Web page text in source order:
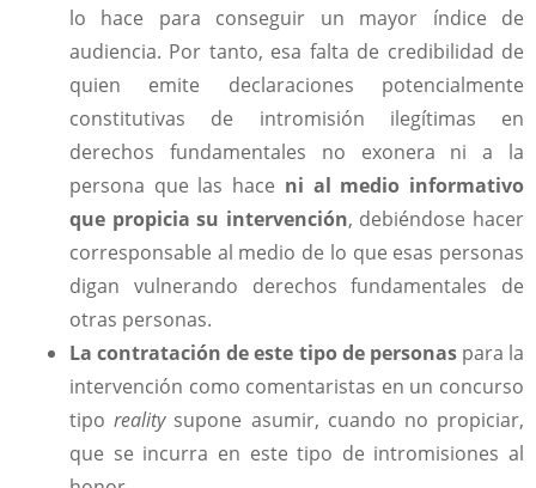
lo hace para conseguir un mayor índice de
audiencia. Por tanto, esa falta de credibilidad de
quien emite declaraciones potencialmente
constitutivas de intromisión ilegítimas en
derechos fundamentales no exonera ni a la
persona que las hace ni al medio informativo
que propicia su intervención, debiéndose hacer
corresponsable al medio de lo que esas personas
digan vulnerando derechos fundamentales de
otras personas.
La contratación de este tipo de personaspara la
intervención como comentaristas en un concurso
tiporealitysupone asumir, cuando no propiciar,
que se incurra en este tipo de intromisiones al